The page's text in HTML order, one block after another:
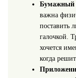
Бумажный
важна
поставить
галочкой.
хочется
когда